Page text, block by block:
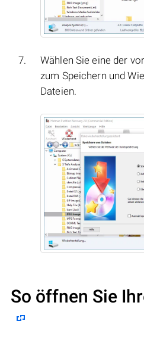
Wählen Sie eine der
zum Speichern und
Dateien.
So öffnen Sie